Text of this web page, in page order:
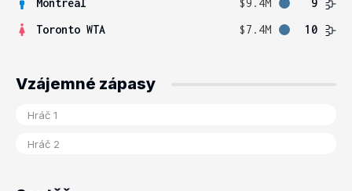
Montreal $9.4M
9
Toronto WTA
$7.4M 10
Vzájemné zápasy